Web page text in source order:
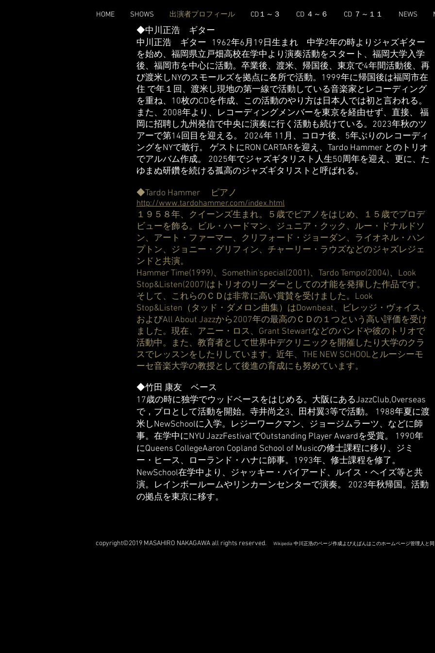
HOME SHOWS 出演者プロフィール CD１～３ CD ４～６ CD ７～１１ NEWS
◆中川正浩 ギター
中川正浩 ギター 1962年6月19日生まれ 中学2年の時よりジャズギター
を始め、福岡県立戸畑高校在学中より演奏活動をスタート、福岡大学入学
後、福岡市を中心に活動。卒業後、渡米、帰国後、東京で4年間活動後、再
び渡米しNYのスモールズを拠点に各所で活動。1999年に帰国後は福岡市在
住 で年１回、渡米し現地の第一線で活動している音楽家とレコーディング
を重ね、10枚のCDを作成、この活動のやり方は日本人では初と言われる。
また、2008年より、レコーディングメンバーを東京を経由せず、直接、 福
岡に招聘し九州発信で中央に演奏に行く活動も続けている。2023年秋のツ
アーで第14回目を迎える。 2024年 11月、コロナ後、5年ぶりのレコーディ
ングをNYで敢行。 ゲストにRON CARTARを迎え、Tardo Hammer とのトリオ
でアルバム作成。 2025年でジャズギタリスト人生50周年を迎え、更に、た
ゆまぬ研鑽を続ける孤高のジャズギタリストと呼ばれる。
◆Tardo Hammer ピアノ
http://www.tardohammer.com/index.html
１９５８年、クイーンズ生まれ。５歳でピアノをはじめ、１５歳でプロデ
ビューを飾る。ビル・ハードマン、ジュニア・クック、ルー・ドナルドソ
ン、アート・ファーマー、クリフォード・ジョーダン、ライオネル・ハン
プトン、ジョニー・グリフィン、チャーリー・ラウズなどのジャズレジェ
ンドと共演。
Hammer Time(1999)、Somethin'special(2001)、Tardo Tempo(2004)、Look
Stop&Listen(2007)はトリオのリーダーとしての才能を発揮した作品です。
そして、これらのＣＤは非常に高い賞賛を受けました。Look
Stop&Listen（タッド・ダメロン曲集）はDownbeat、ビレッジ・ヴォイス、
およびAll About Jazzから2007年の最高のＣＤの１つという高い評価を受け
ました。現在、アニー・ロス、Grant Stewartなどのバンドや彼のトリオで
活動中。また、教育者として世界中デクリニックを開催したり大学のクラ
スでレッスンをしたりしています。近年、THE NEW SCHOOLとルーシーモ
ーセ音楽大学の教授として後進の育成にも努めています。
◆竹田 康友 ベース
17歳の時に独学でウッドベースをはじめる。大阪にあるJazzClub,Overseas
で，プロとして活動を開始。寺井尚之3、田村翼3等で活動。 1988年夏に渡
米しNewSchoolに入学。レジーワークマン、ジョージムラーツ、などに師
事。在学中にNYU JazzFestivalでOutstanding Player Awardを受賞。 1990年
にQueens CollegeAaron Copland School of Musicの修士課程に移り、ジミ
ー・ヒース、ローランド・ハナに師事。1993年、修士課程を修了。
NewSchool在学中より、ジャッキー・バイアード、ルイス・ヘイズ等と共
演。レインボールームやリンカーンセンターで演奏。 2023年秋帰国。活動
の拠点を東京に移す。
copyright©2019 MASAHIRO NAKAGAWA all rights reserved. Wikipedia 中川正浩のページ作成よぴえぱんはこのホームページ管理人と